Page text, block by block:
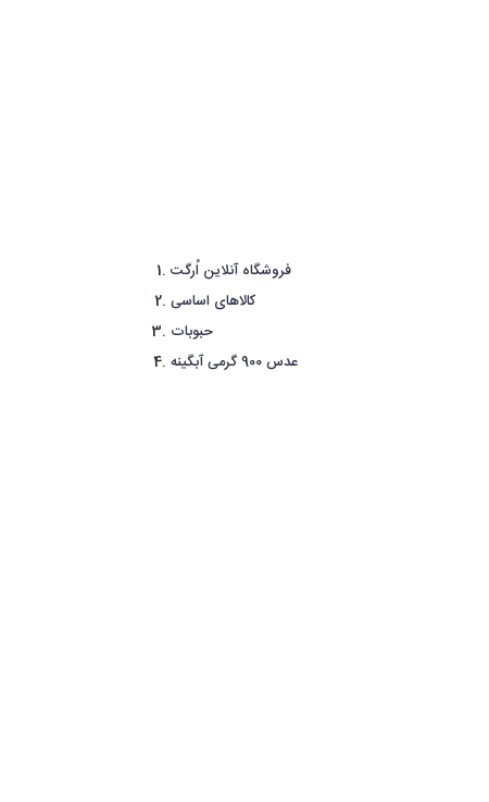
فروشگاه آنلاین اُرگت
کالاهای اساسی
حبوبات
عدس 900 گرمی آبگینه